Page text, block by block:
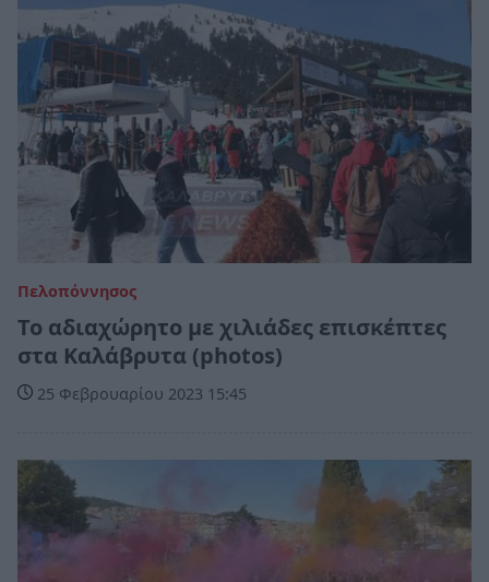
Πελοπόννησος
Το αδιαχώρητο με χιλιάδες επισκέπτες
στα Καλάβρυτα (photos)
25 Φεβρουαρίου 2023 15:45